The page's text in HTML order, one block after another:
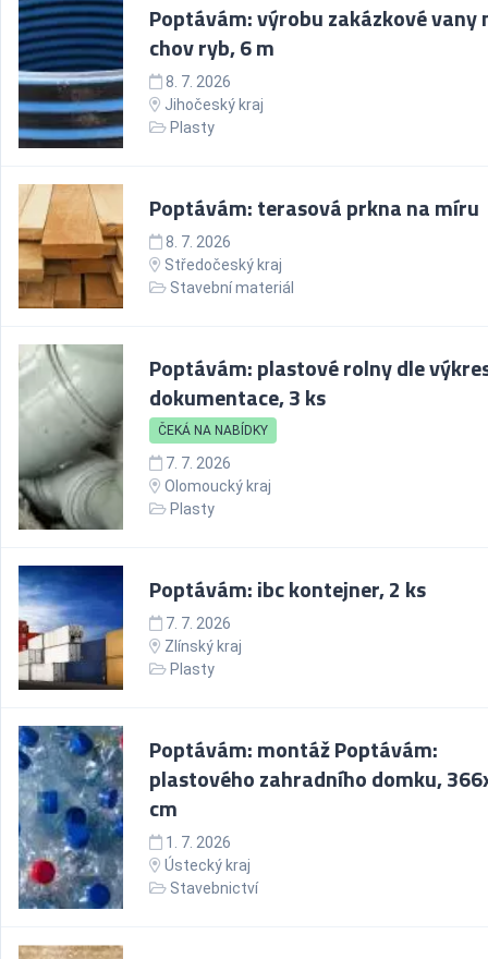
Poptávám: výrobu zakázkové vany
chov ryb, 6 m
8. 7. 2026
Jihočeský kraj
Plasty
Poptávám: terasová prkna na míru
8. 7. 2026
Středočeský kraj
Stavební materiál
Poptávám: plastové rolny dle
dokumentace, 3 ks
ČEKÁ NA NABÍDKY
7. 7. 2026
Olomoucký kraj
Plasty
Poptávám: ibc kontejner, 2 ks
7. 7. 2026
Zlínský kraj
Plasty
Poptávám: montáž Poptávám:
plastového zahradního domku,
cm
1. 7. 2026
Ústecký kraj
Stavebnictví